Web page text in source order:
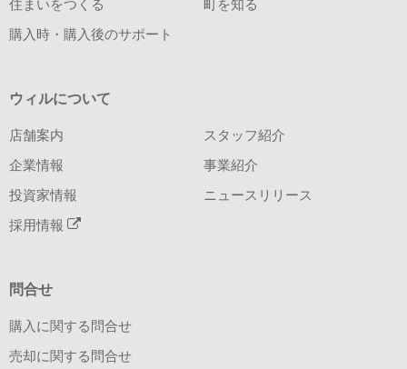
住まいをつくる 町を知る
購入時・購入後のサポート
ウィルについて
店舗案内 スタッフ紹介
企業情報 事業紹介
投資家情報 ニュースリリース
採用情報
問合せ
購入に関する問合せ
売却に関する問合せ